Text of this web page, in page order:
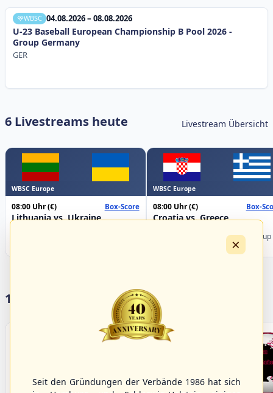
WBSC 04.08.2026 – 08.08.2026
U-23 Baseball European Championship B Pool 2026 -
Group Germany
GER
6 Livestreams heute Livestream Übersicht
WBSC Europe
08:00 Uhr(€) Box-Score
Lithuania vs. Ukraine
WBSC Europe
08:00 Uhr(€) Box-
Croatia vs. Greece
Championship B Pool 2026 - Group
17 Vereine im S/HBV
×
Seit den Gründungen der Verbände 1986 hat sich